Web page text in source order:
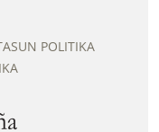
POLITIKA